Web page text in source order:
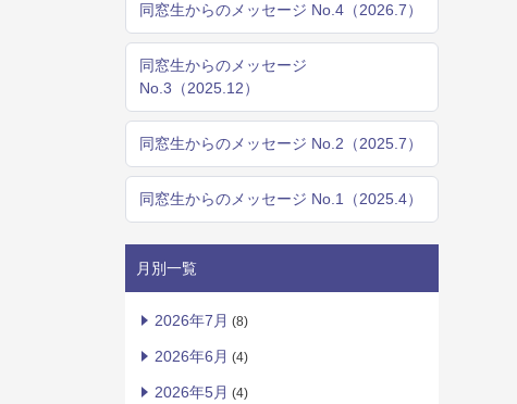
同窓生からのメッセージ No.4（2026.7）
同窓生からのメッセージ
No.3（2025.12）
同窓生からのメッセージ No.2（2025.7）
同窓生からのメッセージ No.1（2025.4）
月別一覧
2026年7月 (8)
2026年6月 (4)
2026年5月 (4)